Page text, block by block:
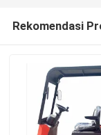
Rekomendasi